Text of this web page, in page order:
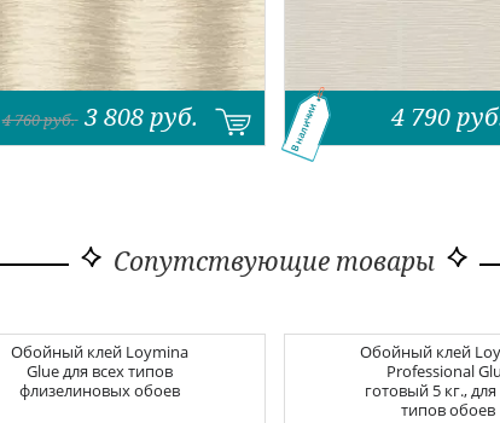
4 760руб. 3 808 руб. 4 790
В наличии
Сопутствующие товары
Обойный клей Loymina
Glue для всех типов
флизелиновых обоев
Обойный клей
Professional
готовый 5 кг., для
типов обоев